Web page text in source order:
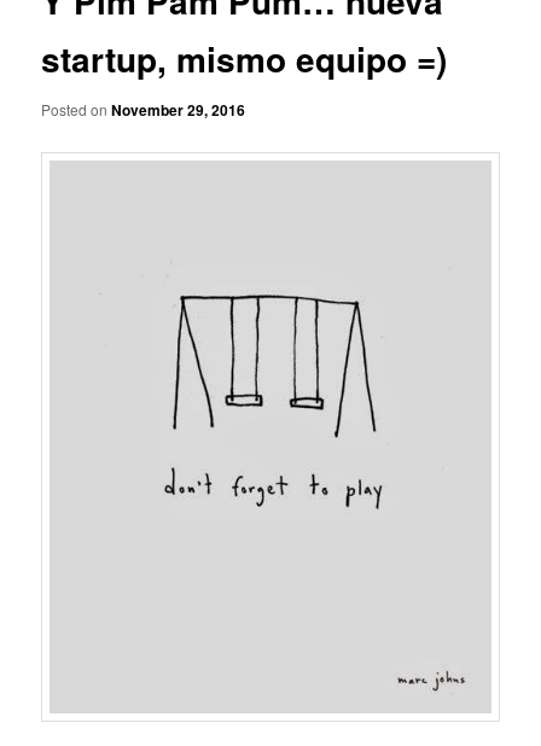
startup, mismo equipo =)
Posted onNovember 29, 2016